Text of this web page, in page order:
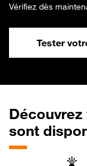
Vérifiez dès
Tester
sont